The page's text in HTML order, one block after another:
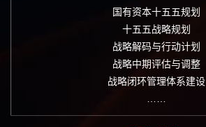
国有资本十五五规划
十五五战略规划
战略解码与行动计划
战略中期评估与调整
战略闭环管理体系建设